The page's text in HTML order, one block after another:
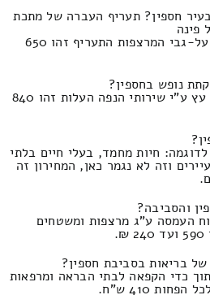
חספין? תעריף העברה של מתכת
פינה
פלוס שירותי הנפה והעמסה על-גבי המרצפות התעריף זהו 650
נופש בחספין?
העלות להעברת בקתת נופש עץ ע"י שירותי הנפה העלות זהו 840
חיות מחמד, בעלי חיים בלתי
וזה לא נגמר כאן, המחירון זה
והסביבה?
העמסה ע"ג מרצפות ומשטחים
בריאות בסביבת חספין?
כדי הקפאה לבתי הבראה ומרפאות
410 ש"ח.